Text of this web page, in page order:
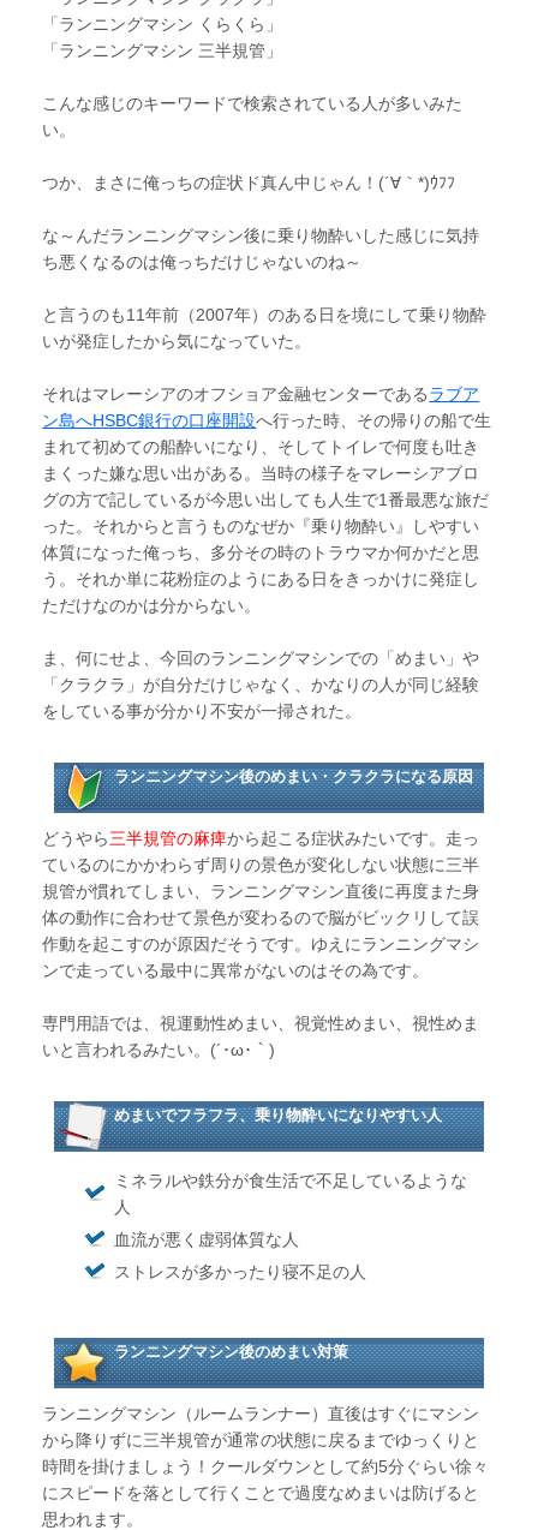
「ランニングマシン くらくら」
「ランニングマシン 三半規管」
こんな感じのキーワードで検索されている人が多いみた
い。
つか、まさに俺っちの症状ド真ん中じゃん！(´∀｀*)ｳﾌﾌ
な～んだランニングマシン後に乗り物酔いした感じに気持
ち悪くなるのは俺っちだけじゃないのね～
と言うのも11年前（2007年）のある日を境にして乗り物酔
いが発症したから気になっていた。
それはマレーシアのオフショア金融センターであるラブア
ン島へHSBC銀行の口座開設へ行った時、その帰りの船で生
まれて初めての船酔いになり、そしてトイレで何度も吐き
まくった嫌な思い出がある。当時の様子をマレーシアブロ
グの方で記しているが今思い出しても人生で1番最悪な旅だ
った。それからと言うものなぜか『乗り物酔い』しやすい
体質になった俺っち、多分その時のトラウマか何かだと思
う。それか単に花粉症のようにある日をきっかけに発症し
ただけなのかは分からない。
ま、何にせよ、今回のランニングマシンでの「めまい」や
「クラクラ」が自分だけじゃなく、かなりの人が同じ経験
をしている事が分かり不安が一掃された。
ランニングマシン後のめまい・クラクラになる原因
どうやら三半規管の麻痺から起こる症状みたいです。走っ
ているのにかかわらず周りの景色が変化しない状態に三半
規管が慣れてしまい、ランニングマシン直後に再度また身
体の動作に合わせて景色が変わるので脳がビックリして誤
作動を起こすのが原因だそうです。ゆえにランニングマシ
ンで走っている最中に異常がないのはその為です。
専門用語では、視運動性めまい、視覚性めまい、視性めま
いと言われるみたい。(´･ω･｀)
めまいでフラフラ、乗り物酔いになりやすい人
ミネラルや鉄分が食生活で不足しているような
人
血流が悪く虚弱体質な人
ストレスが多かったり寝不足の人
ランニングマシン後のめまい対策
ランニングマシン（ルームランナー）直後はすぐにマシン
から降りずに三半規管が通常の状態に戻るまでゆっくりと
時間を掛けましょう！クールダウンとして約5分ぐらい徐々
にスピードを落として行くことで過度なめまいは防げると
思われます。